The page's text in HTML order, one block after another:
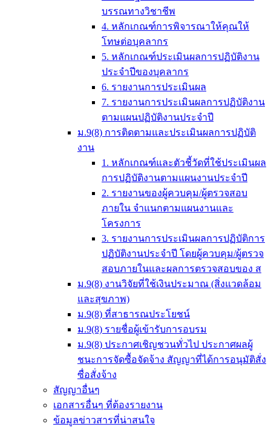
บรรณทางวิชาชีพ
4. หลักเกณฑ์การพิจารณาให้คุณให้
โทษต่อบุคลากร
5. หลักเกณฑ์ประเมินผลการปฏิบัติงาน
ประจำปีของบุคลากร
6. รายงานการประเมินผล
7. รายงานการประเมินผลการปฏิบัติงาน
ตามแผนปฏิบัติงานประจำปี
ม.9(8) การติดตามและประเมินผลการปฏิบัติ
งาน
1. หลักเกณฑ์และตัวชี้วัดที่ใช้ประเมินผล
การปฏิบัติงานตามแผนงานประจำปี
2. รายงานของผู้ควบคุม/ผู้ตรวจสอบ
ภายใน จำแนกตามแผนงานและ
โครงการ
3. รายงานการประเมินผลการปฏิบัติการ
ปฏิบัติงานประจำปี โดยผู้ควบคุม/ผู้ตรวจ
สอบภายในและผลการตรวจสอบของ ส
ม.9(8) งานวิจัยที่ใช้เงินประมาณ (สิ่งแวดล้อม
และสุขภาพ)
ม.9(8) ที่สาธารณประโยชน์
ม.9(8) รายชื่อผู้เข้ารับการอบรม
ม.9(8) ประกาศเชิญชวนทั่วไป ประกาศผลผู้
ชนะการจัดซื้อจัดจ้าง สัญญาที่ได้การอนุมัติสั่ง
ซื่อสั่งจ้าง
สัญญาอื่นๆ
เอกสารอื่นๆ ที่ต้องรายงาน
ข้อมูลข่าวสารที่น่าสนใจ